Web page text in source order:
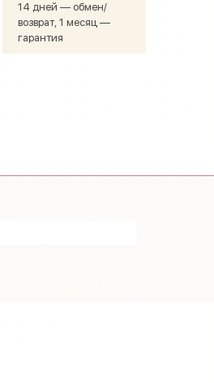
14 дней — обмен/
возврат, 1 месяц —
гарантия